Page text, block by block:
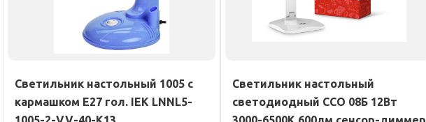
Светильник настольный 1005 с
кармашком Е27 гол. IEK LNNL5-
Светильник настольный
светодиодный ССО 08Б 12Вт